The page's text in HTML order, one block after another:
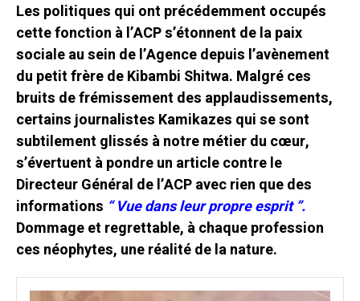
Les politiques qui ont précédemment occupés
cette fonction à l’ACP s’étonnent de la paix
sociale au sein de l’Agence depuis l’avènement
du petit frère de Kibambi Shitwa. Malgré ces
bruits de frémissement des applaudissements,
certains journalistes Kamikazes qui se sont
subtilement glissés à notre métier du cœur,
s’évertuent à pondre un article contre le
Directeur Général de l’ACP avec rien que des
informations “ Vue dans leur propre esprit ”.
Dommage et regrettable, à chaque profession
ces néophytes, une réalité de la nature.